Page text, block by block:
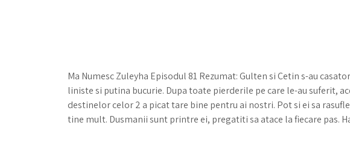
Ma Numesc Zuleyha Episodul 81 Rezumat: Gulten si Cetin s-au
liniste si putina bucurie. Dupa toate pierderile pe care le-au suferit,
destinelor celor 2 a picat tare bine pentru ai nostri. Pot si ei sa
tine mult. Dusmanii sunt printre ei, pregatiti sa atace la fiecare pas.